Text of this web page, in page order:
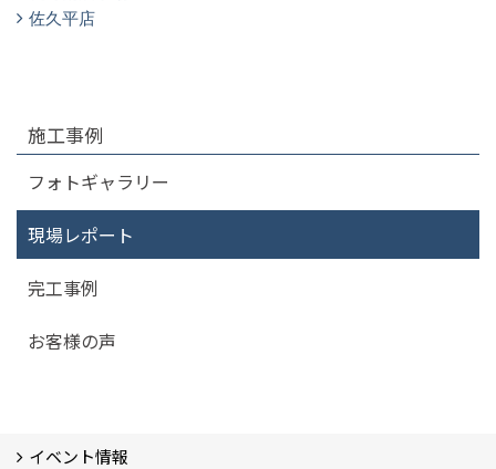
佐久平店
施工事例
フォトギャラリー
現場レポート
完工事例
お客様の声
イベント情報